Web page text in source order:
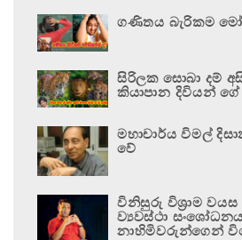
ගණිතය බැරිකම
සිරිලක සොබා දම්
කියාපාන දිවියන්
මහාචාර්ය විමල්
වේ
විනිසුරු විශ්‍රාම වයස
ව්‍යවස්ථා
නාහිමිවරුන්ගෙන්